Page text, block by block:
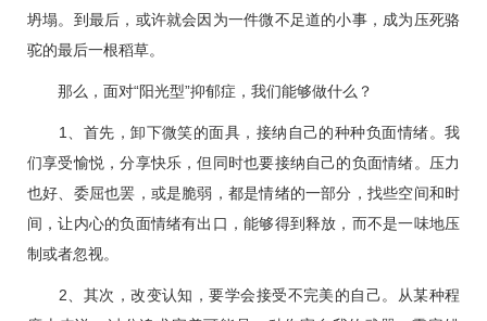
坍塌。到最后，或许就会因为一件微不足道的小事，成为压死骆
驼的最后一根稻草。
那么，面对“阳光型”抑郁症，我们能够做什么？
1、首先，卸下微笑的面具，接纳自己的种种负面情绪。我
们享受愉悦，分享快乐，但同时也要接纳自己的负面情绪。压力
也好、委屈也罢，或是脆弱，都是情绪的一部分，找些空间和时
间，让内心的负面情绪有出口，能够得到释放，而不是一味地压
制或者忽视。
2、其次，改变认知，要学会接受不完美的自己。从某种程